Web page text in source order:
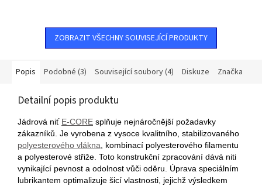
kombinací polyesterového
filamentu a...
ZOBRAZIT VŠECHNY SOUVISEJÍCÍ PRODUKTY
Popis Podobné (3) Související soubory (4) Diskuze Značka
Detailní popis produktu
Jádrová niť E-CORE splňuje nejnáročnější požadavky
zákazníků. Je vyrobena z vysoce kvalitního, stabilizovaného
polyesterového vlákna , kombinací polyesterového filamentu
a polyesterové střiže. Toto konstrukční zpracování dává niti
vynikající pevnost a odolnost vůči oděru. Úprava speciálním
lubrikantem optimalizuje šicí vlastnosti, jejichž výsledkem